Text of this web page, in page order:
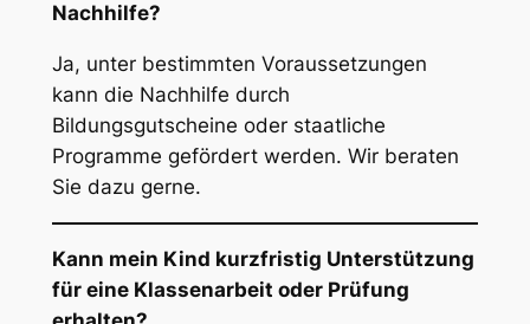
Nachhilfe?
Ja, unter bestimmten Voraussetzungen
kann die Nachhilfe durch
Bildungsgutscheine oder staatliche
Programme gefördert werden. Wir beraten
Sie dazu gerne.
Kann mein Kind kurzfristig Unterstützung
für eine Klassenarbeit oder Prüfung